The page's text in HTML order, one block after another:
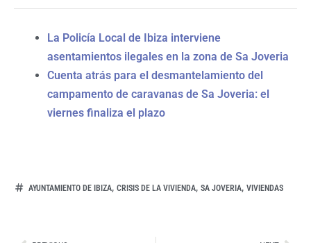
La Policía Local de Ibiza interviene
asentamientos ilegales en la zona de Sa Joveria
Cuenta atrás para el desmantelamiento del
campamento de caravanas de Sa Joveria: el
viernes finaliza el plazo
AYUNTAMIENTO DE IBIZA, CRISIS DE LA VIVIENDA, SA JOVERIA, VIVIENDAS